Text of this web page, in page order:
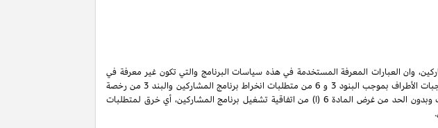
وان العبارات المعرفة المستخدمة في هذه سياسات البرنامج والتي تكون غير معرفة في
سياسات البرنامج هذه تحمل التعاريف والمعاني الموجودة في اتفاقية تشغيل برنامج المشاركين. ان حقوق وواجبات الأطراف بموجب البنود 3 و 6 من متطلبات انخراط برنامج المشاركين والبند 3 من رخصة
الملكية الفكرية لبرنامج المشاركين لا تنتهي ولا تنطفئ بانتهاء اتفاقية تشغيل برنامج المشاركين. لتفادي الشك وبدون الحد من غرض المادة 6 (ا) من اتفاقية تشغيل برنامج المشاركين، أي خرق لمتطلبات